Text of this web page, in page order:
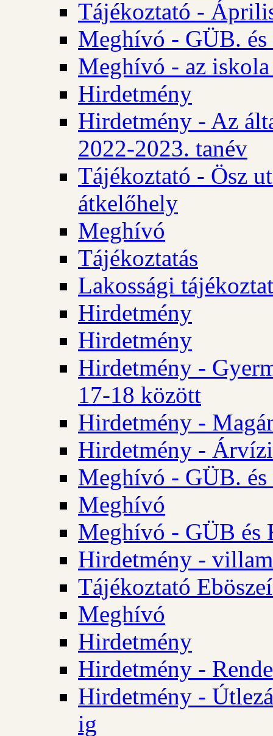
Tájékoztató -
Meghívó - GÜB.
Meghívó - az iskola
Hirdetmény
Hirdetmény - Az
2022-2023. tanév
Tájékoztató - Ösz
átkelőhely
Meghívó
Tájékoztatás
Lakossági
Hirdetmény
Hirdetmény
Hirdetmény -
17-18 között
Hirdetmény -
Hirdetmény -
Meghívó - GÜB.
Meghívó
Meghívó - GÜB és
Hirdetmény -
Tájékoztató
Meghívó
Hirdetmény
Hirdetmény -
Hirdetmény -
ig